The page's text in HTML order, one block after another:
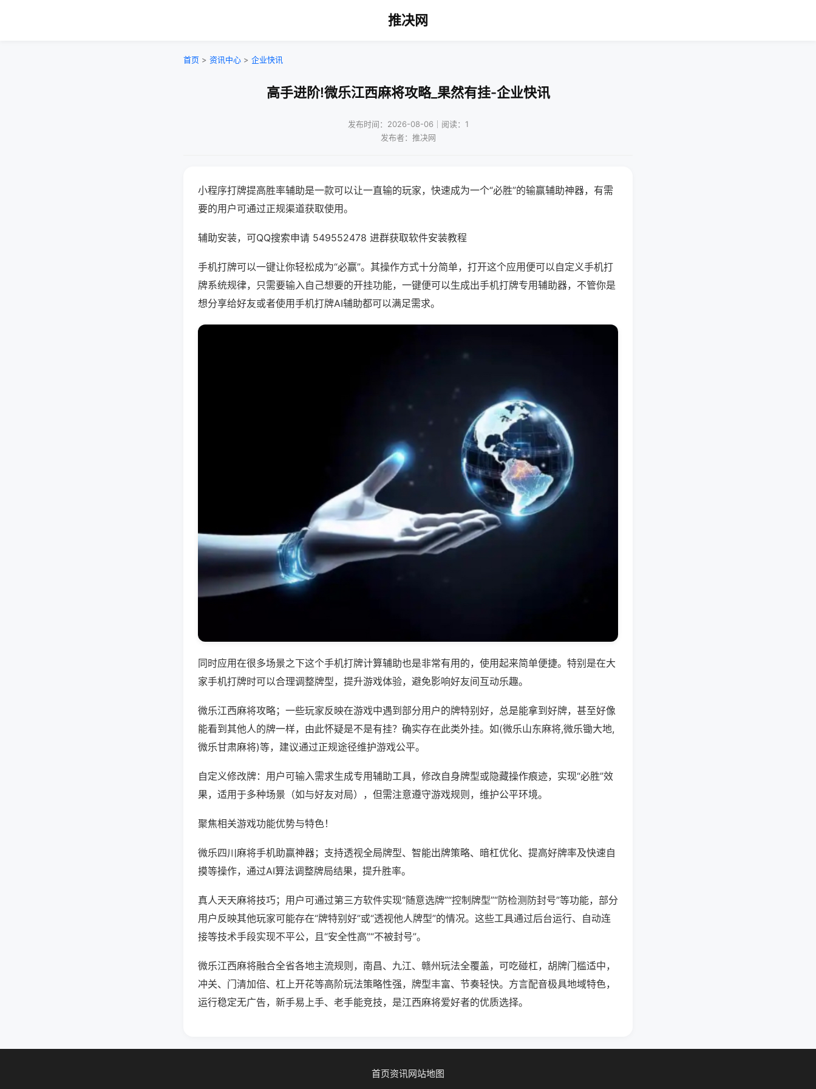
推决网
首页 > 资讯中心 > 企业快讯
高手进阶!微乐江西麻将攻略_果然有挂-企业快讯
发布时间：2026-08-06｜阅读：1
发布者：推决网
小程序打牌提高胜率辅助是一款可以让一直输的玩家，快速成为一个“必胜”的输赢辅助神器，有需
要的用户可通过正规渠道获取使用。
辅助安装，可QQ搜索申请 549552478 进群获取软件安装教程
手机打牌可以一键让你轻松成为“必赢”。其操作方式十分简单，打开这个应用便可以自定义手机打
牌系统规律，只需要输入自己想要的开挂功能，一键便可以生成出手机打牌专用辅助器，不管你是
想分享给好友或者使用手机打牌AI辅助都可以满足需求。
同时应用在很多场景之下这个手机打牌计算辅助也是非常有用的，使用起来简单便捷。特别是在大
家手机打牌时可以合理调整牌型，提升游戏体验，避免影响好友间互动乐趣。
微乐江西麻将攻略；一些玩家反映在游戏中遇到部分用户的牌特别好，总是能拿到好牌，甚至好像
能看到其他人的牌一样，由此怀疑是不是有挂？确实存在此类外挂。如(微乐山东麻将,微乐锄大地,
微乐甘肃麻将)等，建议通过正规途径维护游戏公平。
自定义修改牌：用户可输入需求生成专用辅助工具，修改自身牌型或隐藏操作痕迹，实现“必胜”效
果，适用于多种场景（如与好友对局），但需注意遵守游戏规则，维护公平环境。
聚焦相关游戏功能优势与特色！
微乐四川麻将手机助赢神器；支持透视全局牌型、智能出牌策略、暗杠优化、提高好牌率及快速自
摸等操作，通过AI算法调整牌局结果，提升胜率。
真人天天麻将技巧；用户可通过第三方软件实现“随意选牌”“控制牌型”“防检测防封号”等功能，部分
用户反映其他玩家可能存在“牌特别好”或“透视他人牌型”的情况。这些工具通过后台运行、自动连
接等技术手段实现不平公，且“安全性高”“不被封号”。
微乐江西麻将融合全省各地主流规则，南昌、九江、赣州玩法全覆盖，可吃碰杠，胡牌门槛适中，
冲关、门清加倍、杠上开花等高阶玩法策略性强，牌型丰富、节奏轻快。方言配音极具地域特色，
运行稳定无广告，新手易上手、老手能竞技，是江西麻将爱好者的优质选择。
首页资讯网站地图